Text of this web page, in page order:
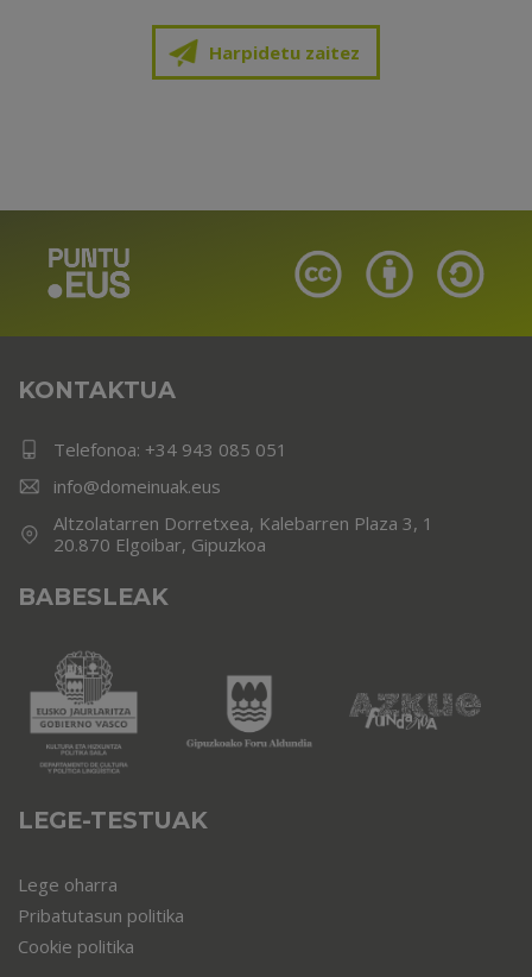
Harpidetu zaitez
KONTAKTUA
Telefonoa: +34 943 085 051
info@domeinuak.eus
Altzolatarren Dorretxea, Kalebarren Plaza 3, 1
20.870 Elgoibar, Gipuzkoa
BABESLEAK
LEGE-TESTUAK
Lege oharra
Pribatutasun politika
Cookie politika